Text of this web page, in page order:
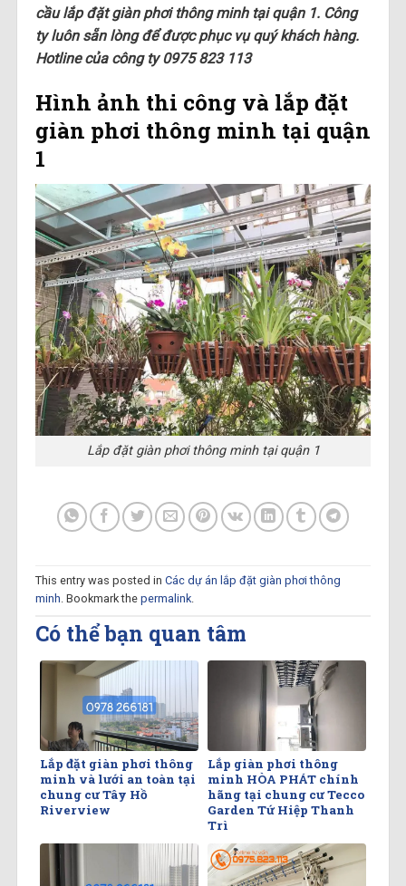
cầu lắp đặt giàn phơi thông minh tại quận 1. Công
ty luôn sẵn lòng để được phục vụ quý khách hàng.
Hotline của công ty 0975 823 113
Hình ảnh thi công và lắp đặt
giàn phơi thông minh tại quận
1
Lắp đặt giàn phơi thông minh tại quận 1
This entry was posted in Các dự án lắp đặt giàn phơi thông
minh. Bookmark the permalink.
Có thể bạn quan tâm
Lắp đặt giàn phơi thông
minh và lưới an toàn tại
chung cư Tây Hồ
Riverview
Lắp giàn phơi thông
minh HÒA PHÁT chính
hãng tại chung cư Tecco
Garden Tứ Hiệp Thanh
Trì